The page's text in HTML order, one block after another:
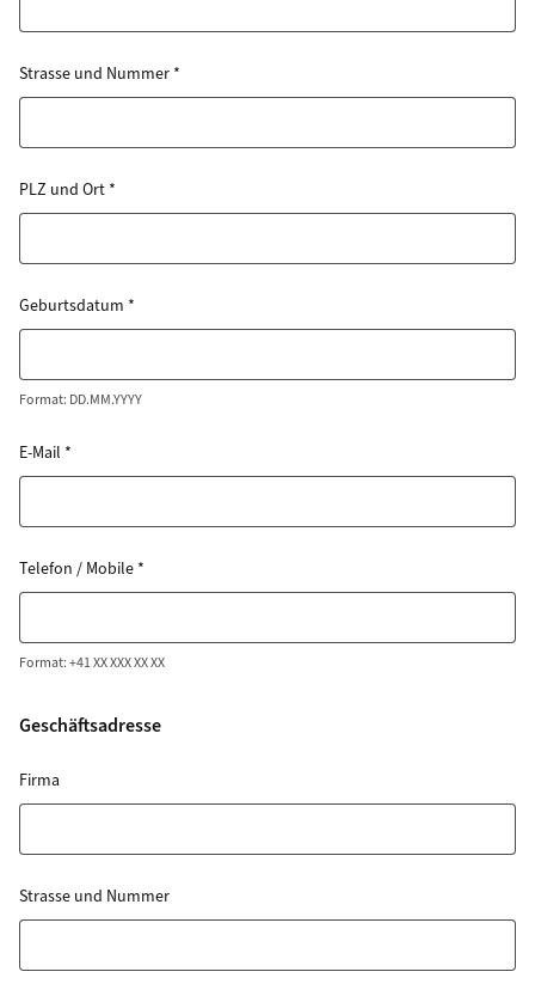
Strasse und Nummer *
PLZ und Ort *
Geburtsdatum *
Format: DD.MM.YYYY
E-Mail *
Telefon / Mobile *
Format: +41 XX XXX XX XX
Geschäftsadresse
Firma
Strasse und Nummer